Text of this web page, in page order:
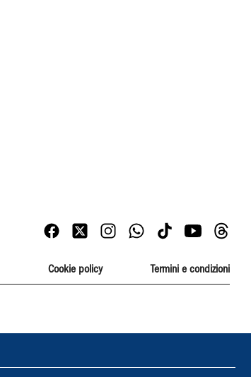
Cookie policy Termini e condizioni